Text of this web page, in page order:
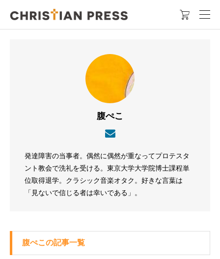

腹ぺこ
発達障害の当事者。偶然に偶然が重なってプロテスタ
ント教会で洗礼を受ける。東京大学大学院博士課程単
位取得退学。クラシック音楽オタク。好きな言葉は
「見ないで信じる者は幸いである」。
腹ぺこの記事一覧